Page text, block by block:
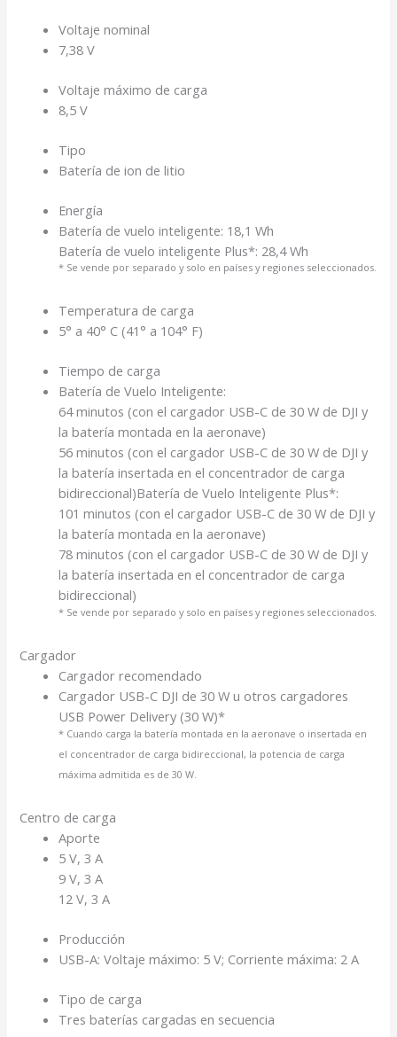
Voltaje nominal
7,38 V
Voltaje máximo de carga
8,5 V
Tipo
Batería de ion de litio
Energía
Batería de vuelo inteligente: 18,1 Wh
Batería de vuelo inteligente Plus*: 28,4 Wh
* Se vende por separado y solo en países y regiones seleccionados.
Temperatura de carga
5° a 40° C (41° a 104° F)
Tiempo de carga
Batería de Vuelo Inteligente:
64 minutos (con el cargador USB-C de 30 W de DJI y
la batería montada en la aeronave)
56 minutos (con el cargador USB-C de 30 W de DJI y
la batería insertada en el concentrador de carga
bidireccional)Batería de Vuelo Inteligente Plus*:
101 minutos (con el cargador USB-C de 30 W de DJI y
la batería montada en la aeronave)
78 minutos (con el cargador USB-C de 30 W de DJI y
la batería insertada en el concentrador de carga
bidireccional)
* Se vende por separado y solo en países y regiones seleccionados.
Cargador
Cargador recomendado
Cargador USB-C DJI de 30 W u otros cargadores
USB Power Delivery (30 W)*
* Cuando carga la batería montada en la aeronave o insertada en
el concentrador de carga bidireccional, la potencia de carga
máxima admitida es de 30 W.
Centro de carga
Aporte
5 V, 3 A
9 V, 3 A
12 V, 3 A
Producción
USB-A: Voltaje máximo: 5 V; Corriente máxima: 2 A
Tipo de carga
Tres baterías cargadas en secuencia